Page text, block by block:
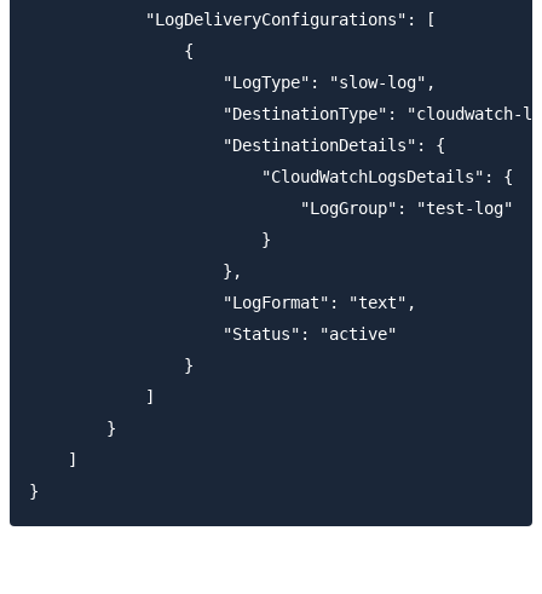
            "LogDeliveryConfigurations": [
                {
                    "LogType": "slow-log",
"DestinationType": "cloudwatch-
                    "DestinationDetails": {
                        "CloudWatchLogsDetails": {
                            "LogGroup": "test-log"
                        }
                    },
                    "LogFormat": "text",
                    "Status": "active"
                }
            ]
        }
    ]